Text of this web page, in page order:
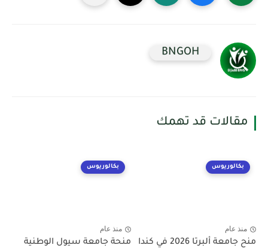
BNGOH
مقالات قد تهمك
بكالوريوس
منذ عام
منح جامعة ألبرتا 2026 في كندا
بكالوريوس
منذ عام
منحة جامعة سيول الوطنية